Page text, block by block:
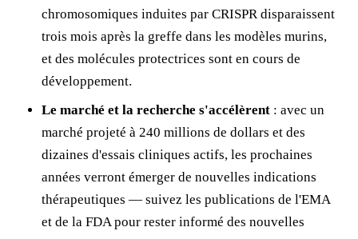
chromosomiques induites par CRISPR disparaissent
trois mois après la greffe dans les modèles murins,
et des molécules protectrices sont en cours de
développement.
Le marché et la recherche s'accélèrent : avec un
marché projeté à 240 millions de dollars et des
dizaines d'essais cliniques actifs, les prochaines
années verront émerger de nouvelles indications
thérapeutiques — suivez les publications de l'EMA
et de la FDA pour rester informé des nouvelles